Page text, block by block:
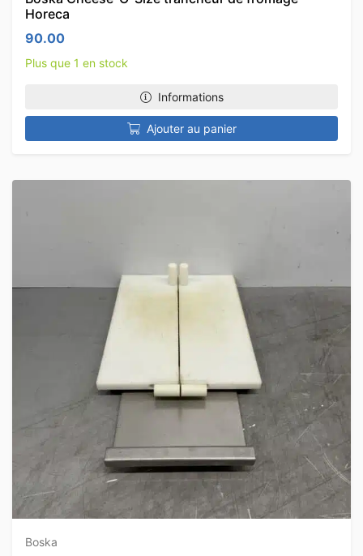
Horeca
90.00
Plus que 1 en stock
Informations
Ajouter au panier
Boska